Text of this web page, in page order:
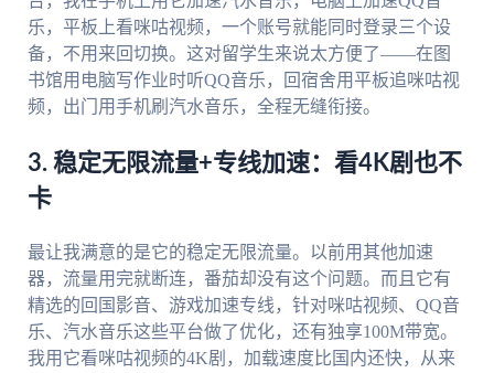
乐，平板上看咪咕视频，一个账号就能同时登录三个设
备，不用来回切换。这对留学生来说太方便了——在图
书馆用电脑写作业时听QQ音乐，回宿舍用平板追咪咕视
频，出门用手机刷汽水音乐，全程无缝衔接。
3. 稳定无限流量+专线加速：看4K剧也不
卡
最让我满意的是它的稳定无限流量。以前用其他加速
器，流量用完就断连，番茄却没有这个问题。而且它有
精选的回国影音、游戏加速专线，针对咪咕视频、QQ音
乐、汽水音乐这些平台做了优化，还有独享100M带宽。
我用它看咪咕视频的4K剧，加载速度比国内还快，从来